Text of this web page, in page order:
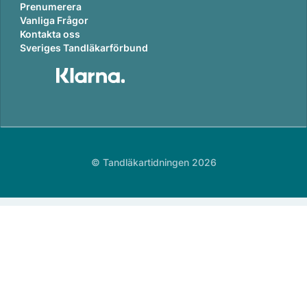
Prenumerera
Vanliga Frågor
Kontakta oss
Sveriges Tandläkarförbund
© Tandläkartidningen 2026